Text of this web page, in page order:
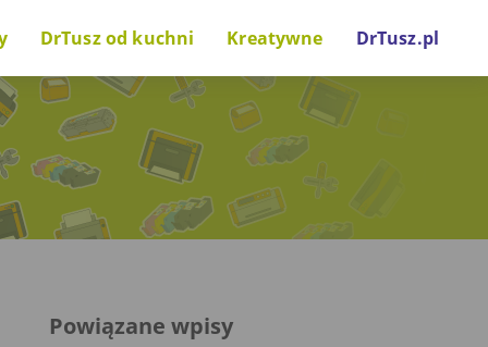
drukarkowe
technologiczne
DrTusz od kuchni
Za kulisami
Projekty i inicjatywy
Głos naszych gości
Kreatywne
Zrób to sam
Gry i zabawy
DrTusz.pl
Powiązane wpisy